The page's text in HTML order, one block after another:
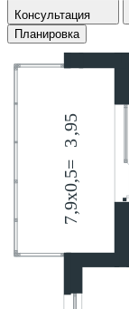
Консультация
Планировка